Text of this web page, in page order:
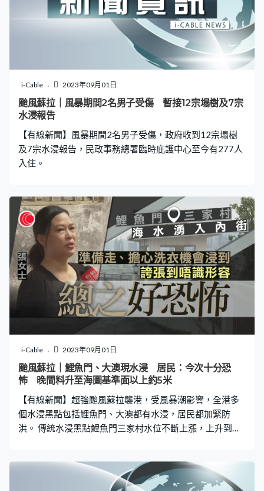
i-Cable 2023年09月01日
颱風蘇拉｜風暴期間2名男子受傷 暫接12宗塌樹及7宗
水浸報告
【有線新聞】風暴期間2名男子受傷，政府收到12宗塌樹
及7宗水浸報告，民政事務總署臨時庇護中心至今有277人
入住。
i-Cable 2023年09月01日
颱風蘇拉｜鯉魚門、大澳現水浸 居民：今次十分恐
怖 晚間料升至海圖基準面以上約5米
【有線新聞】超強颱風蘇拉襲港，受風暴潮影響，全港多
個水浸黑點包括鯉魚門、大澳都有水浸，居民都加緊防
洪。 傳統水浸黑點鯉魚門三家村水位不斷上漲，上升到海
衣機會浸到，家中門前都加了石壆，擔心水會湧入屋，如
果浸到傢俬全部都會爛。這次好像厲害一點，平時都有水